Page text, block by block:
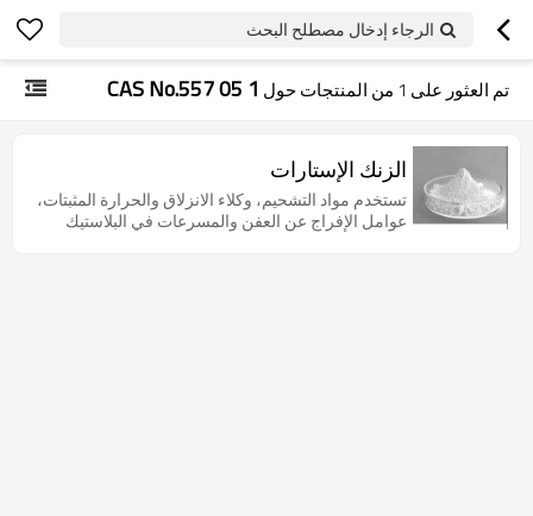
الرجاء إدخال مصطلح البحث
تم العثور على 1 من المنتجات حول CAS No.557 05 1
الزنك الإستارات
تستخدم مواد التشحيم، وكلاء الانزلاق والحرارة المثبتات،
عوامل الإفراج عن العفن والمسرعات في البلاستيك